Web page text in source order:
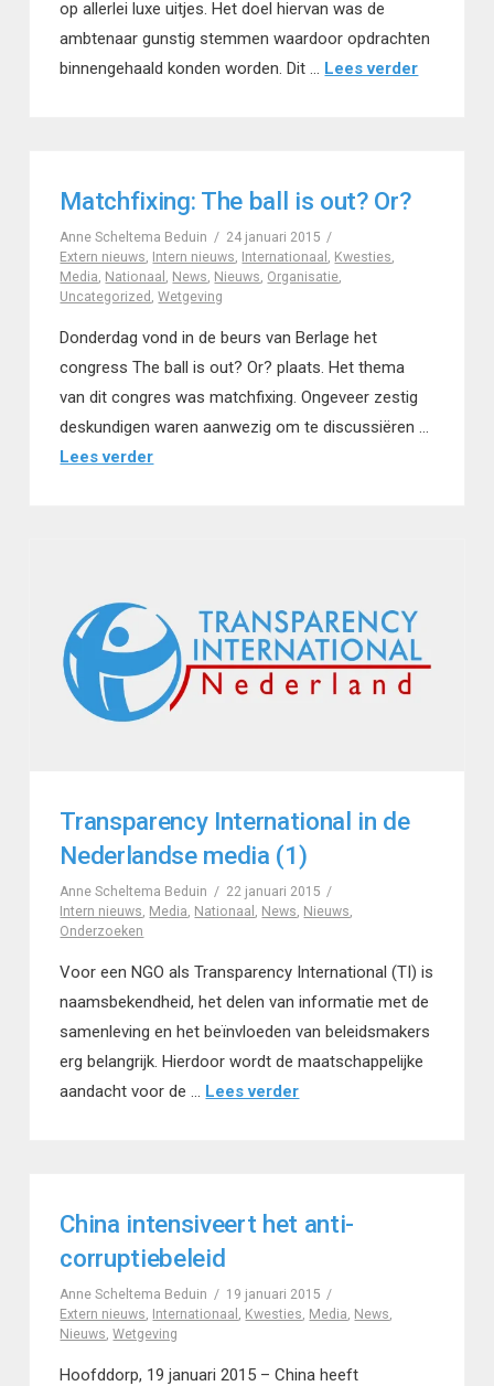
op allerlei luxe uitjes. Het doel hiervan was de
ambtenaar gunstig stemmen waardoor opdrachten
binnengehaald konden worden. Dit … Lees verder
Matchfixing: The ball is out? Or?
Anne Scheltema Beduin
24 januari 2015
Extern nieuws, Intern nieuws, Internationaal , Kwesties,
Media, Nationaal , News, Nieuws, Organisatie,
Uncategorized ,Wetgeving
Donderdag vond in de beurs van Berlage het
congress The ball is out? Or? plaats. Het thema
van dit congres was matchfixing. Ongeveer zestig
deskundigen waren aanwezig om te discussiëren …
Lees verder
Transparency International in de
Nederlandse media (1)
Anne Scheltema Beduin
22 januari 2015
Intern nieuws, Media, Nationaal , News, Nieuws,
Onderzoeken
Voor een NGO als Transparency International (TI) is
naamsbekendheid, het delen van informatie met de
samenleving en het beïnvloeden van beleidsmakers
erg belangrijk. Hierdoor wordt de maatschappelijke
aandacht voor de … Lees verder
China intensiveert het anti-
corruptiebeleid
Anne Scheltema Beduin
19 januari 2015
Extern nieuws, Internationaal , Kwesties, Media, News,
Nieuws,Wetgeving
Hoofddorp, 19 januari 2015 – China heeft